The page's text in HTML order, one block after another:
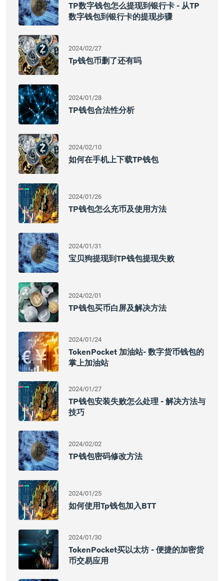
TP数字钱包怎么提现到银行卡 - 从TP
数字钱包到银行卡的提现步骤
2024/02/27
Tp钱包币删了还有吗
2024/01/28
TP钱包合法性分析
2024/02/10
如何在手机上下载TP钱包
2024/01/26
TP钱包怎么充币及使用方法
2024/01/31
宝贝狗提现到TP钱包提现失败
2024/02/01
TP钱包买币白屏及解决方法
2024/01/24
TokenPocket 加油站- 数字货币钱包的
掌上加油站
2024/01/27
TP钱包安装失败怎么处理 - 解决方法与
技巧
2024/02/02
TP钱包密码修改方法
2024/01/25
如何使用Tp钱包加入BTT
2024/01/30
TokenPocket买以太坊 - 便捷的加密货
币交易应用